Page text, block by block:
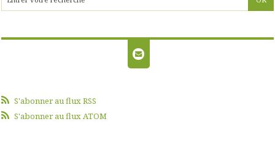
S'abonner au flux RSS
S'abonner au flux ATOM